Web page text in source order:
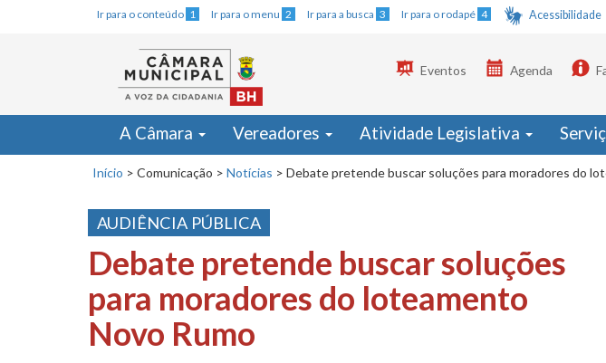
Ir para o conteúdo 1 Ir para o menu 2 Ir para a busca 3 Ir para o rodapé 4 Acessibilidade
Eventos Agenda
A Câmara Vereadores Atividade Legislativa
Início > Comunicação > Notícias > Debate pretende buscar soluções para moradores do
AUDIÊNCIA PÚBLICA
Debate pretende buscar soluções
para moradores do loteamento
Novo Rumo